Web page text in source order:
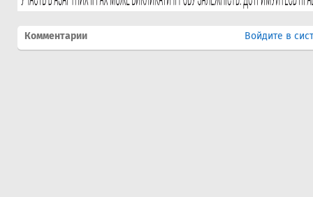
Комментарии Войдите в